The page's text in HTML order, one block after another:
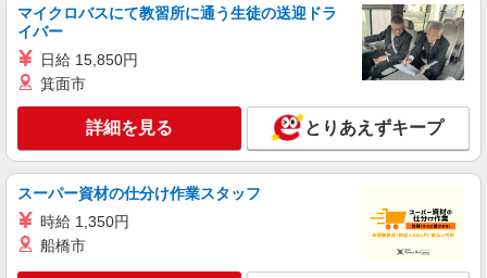
キープ 詳細を見る
派遣社員
株式会社kotrio /●KM-H-1944286
デイサービス看護STAFF｜面接なし！履歴書
不要！ブランクOK◎
時給2300円〜2875円＜交通費全額支給(ガソリ
マイクロバスにて教習所に通う生徒の送迎ドラ
イバー
日給 15,850円
箕面市
詳細を見る とりあえずキープ
スーパー資材の仕分け作業スタッフ
時給 1,350円
船橋市